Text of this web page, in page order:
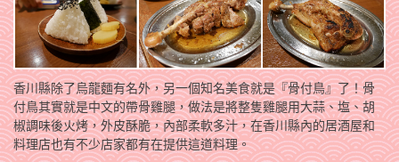
香川縣除了烏龍麵有名外，另一個知名美食就是『骨付鳥』了！骨
付鳥其實就是中文的帶骨雞腿，做法是將整隻雞腿用大蒜、塩、胡
椒調味後火烤，外皮酥脆，內部柔軟多汁，在香川縣內的居酒屋和
料理店也有不少店家都有在提供這道料理。